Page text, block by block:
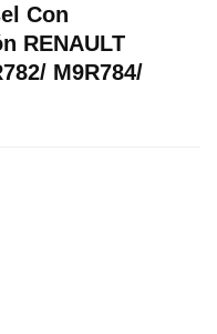
Con
RENAULT
M9R784/